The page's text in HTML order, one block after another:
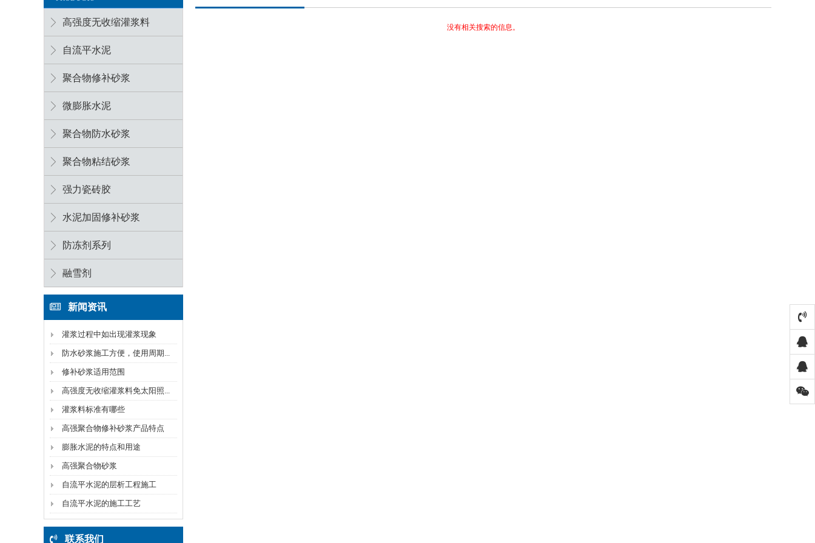
高强度无收缩灌浆料
自流平水泥
聚合物修补砂浆
微膨胀水泥
聚合物防水砂浆
聚合物粘结砂浆
强力瓷砖胶
水泥加固修补砂浆
防冻剂系列
融雪剂
新闻资讯
灌浆过程中如出现灌浆现象
防水砂浆施工方便，使用周期...
修补砂浆适用范围
高强度无收缩灌浆料免太阳照...
灌浆料标准有哪些
高强聚合物修补砂浆产品特点
膨胀水泥的特点和用途
高强聚合物砂浆
自流平水泥的层析工程施工
自流平水泥的施工工艺
联系我们
没有相关搜索的信息。